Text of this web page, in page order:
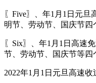
〖Five〗、年1月1日元
明节、劳动节、国庆节四
〖Six〗、年1月1日高速
节、劳动节、国庆节等四
2022年1月1日元旦高速收